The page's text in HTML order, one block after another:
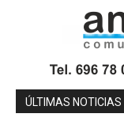
ÚLTIMAS NOTICIAS